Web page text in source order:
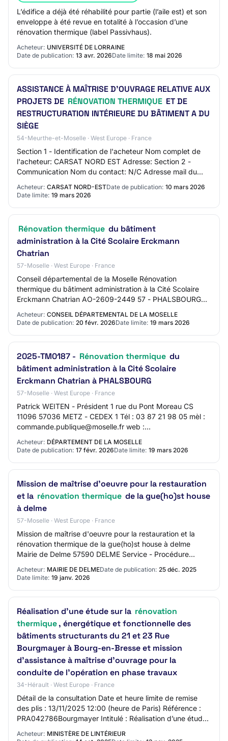
L’édifice a déjà été réhabilité pour partie (l’aile est) et son
enveloppe à été revue en totalité à l’occasion d’une
rénovation thermique (label Passivhaus).
Acheteur: UNIVERSITÉ DE LORRAINE
Date de publication: 13 avr. 2026Date limite: 18 mai 2026
ASSISTANCE À MAÎTRISE D'OUVRAGE RELATIVE AUX
PROJETS DE RÉNOVATION THERMIQUE ET DE
RESTRUCTURATION INTÉRIEURE DU BÂTIMENT A DU
SIÈGE
54-Meurthe-et-Moselle · West Europe · France
Section 1 - Identification de l'acheteur Nom complet de
l'acheteur: CARSAT NORD EST Adresse: Section 2 -
Communication Nom du contact: N/C Adresse mail du
Acheteur: CARSAT NORD-ESTDate de publication: 10 mars 2026
Date limite: 19 mars 2026
Rénovation thermique du bâtiment
administration à la Cité Scolaire Erckmann
Chatrian
57-Moselle · West Europe · France
Conseil départemental de la Moselle Rénovation
thermique du bâtiment administration à la Cité Scolaire
Erckmann Chatrian AO-2609-2449 57 - PHALSBOURG
Travaux de bâtiment Procédure adaptée Mise en lig…
Acheteur: CONSEIL DÉPARTEMENTAL DE LA MOSELLE
Date de publication: 20 févr. 2026Date limite: 19 mars 2026
2025-TM0187 - Rénovation thermique du
bâtiment administration à la Cité Scolaire
Erckmann Chatrian à PHALSBOURG
57-Moselle · West Europe · France
Patrick WEITEN - Président 1 rue du Pont Moreau CS
11096 57036 METZ - CEDEX 1 Tél : 03 87 21 98 05 mèl :
commande.publique@moselle.fr web :
http://www.moselle.fr SIRET 22570001200019
Groupement de co…
Acheteur: DÉPARTEMENT DE LA MOSELLE
Date de publication: 17 févr. 2026Date limite: 19 mars 2026
Mission de maîtrise d'oeuvre pour la restauration
et la rénovation thermique de la gue(ho)st house
à delme
57-Moselle · West Europe · France
Mission de maîtrise d'oeuvre pour la restauration et la
rénovation thermique de la gue(ho)st house à delme
Mairie de Delme 57590 DELME Service - Procédure
Acheteur: MAIRIE DE DELMEDate de publication: 25 déc. 2025
Date limite: 19 janv. 2026
Réalisation d’une étude sur la rénovation
thermique, énergétique et fonctionnelle des
bâtiments structurants du 21 et 23 Rue
Bourgmayer à Bourg-en-Bresse et mission
d’assistance à maîtrise d’ouvrage pour la
conduite de l’opération en phase travaux
34-Hérault · West Europe · France
Détail de la consultation Date et heure limite de remise
des plis : 13/11/2025 12:00 (heure de Paris) Référence :
PRA042786Bourgmayer Intitulé : Réalisation d’une étude
sur la rénovation thermique, é…
Acheteur: MINISTÈRE DE LINTÉRIEUR